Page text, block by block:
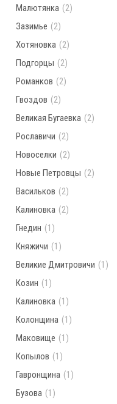
Малютянка (2)
Зазимье (2)
Хотяновка (2)
Подгорцы (2)
Романков (2)
Гвоздов (2)
Великая Бугаевка (2)
Рославичи (2)
Новоселки (2)
Новые Петровцы (2)
Васильков (2)
Калиновка (2)
Гнедин (1)
Княжичи (1)
Великие Дмитровичи (1)
Козин (1)
Калиновка (1)
Колонщина (1)
Маковище (1)
Копылов (1)
Гавронщина (1)
Бузова (1)